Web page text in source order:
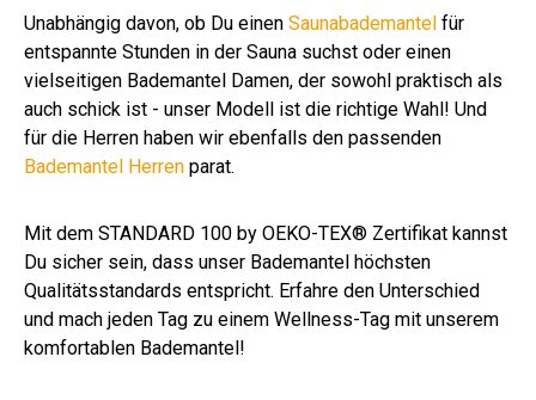
Unabhängig davon, ob Du einen Saunabademantel für
entspannte Stunden in der Sauna suchst oder einen
vielseitigen Bademantel Damen, der sowohl praktisch als
auch schick ist - unser Modell ist die richtige Wahl! Und
für die Herren haben wir ebenfalls den passenden
Bademantel Herren parat.
Mit dem STANDARD 100 by OEKO-TEX® Zertifikat kannst
Du sicher sein, dass unser Bademantel höchsten
Qualitätsstandards entspricht. Erfahre den Unterschied
und mach jeden Tag zu einem Wellness-Tag mit unserem
komfortablen Bademantel!